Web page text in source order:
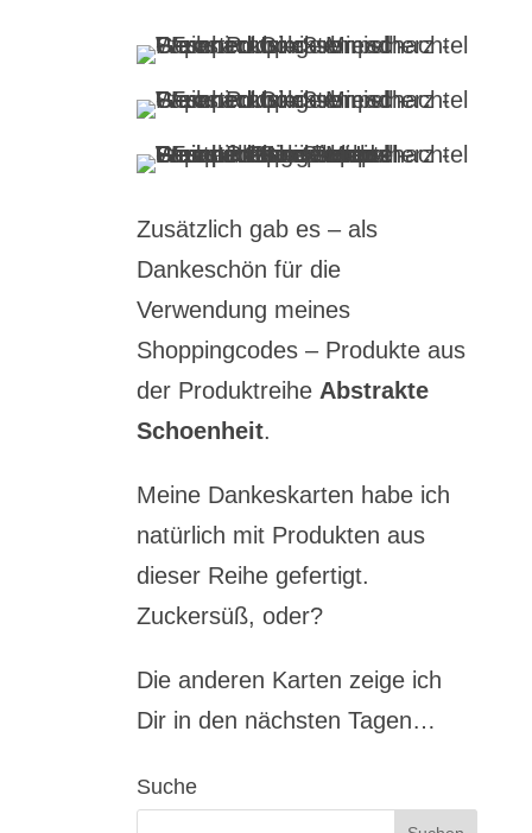
Zusätzlich gab es – als
Dankeschön für die
Verwendung meines
Shoppingcodes – Produkte aus
der Produktreihe Abstrakte
Schoenheit.
Meine Dankeskarten habe ich
natürlich mit Produkten aus
dieser Reihe gefertigt.
Zuckersüß, oder?
Die anderen Karten zeige ich
Dir in den nächsten Tagen…
Suche